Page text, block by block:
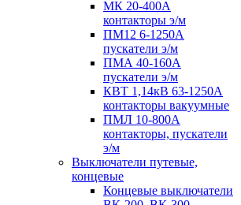
МК 20-400А
контакторы э/м
ПМ12 6-1250А
пускатели э/м
ПМА 40-160А
пускатели э/м
КВТ 1,14кВ 63-1250А
контакторы вакуумные
ПМЛ 10-800А
контакторы, пускатели
э/м
Выключатели путевые,
концевые
Концевые выключатели